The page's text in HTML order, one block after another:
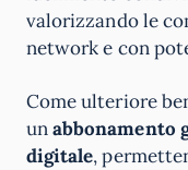
valorizzando le
network e con
Come ulteriore
unabbonamento
digitale,